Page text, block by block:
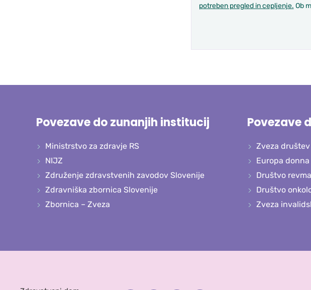
potreben pregled in cepljenje. Ob
Povezave do zunanjih institucij
Ministrstvo za zdravje RS
NIJZ
Združenje zdravstvenih zavodov Slovenije
Zdravniška zbornica Slovenije
Zbornica – Zveza
Povezave
Zveza
Europa donna
Društvo
Društvo
Zveza